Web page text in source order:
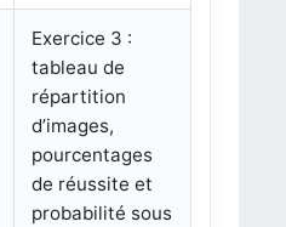
Exercice 3 :
tableau de
répartition
d’images,
pourcentages
de réussite et
probabilité sous